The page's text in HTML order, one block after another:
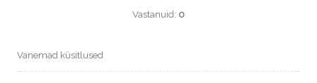
Vastanuid: 0
Vanemad küsitlused